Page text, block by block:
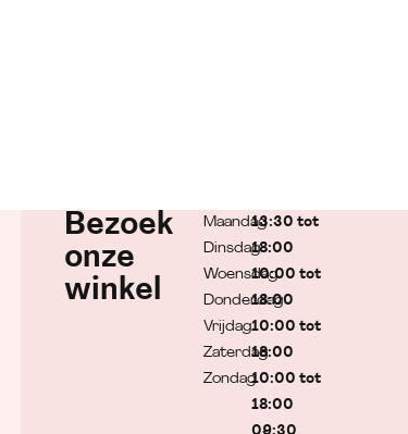
Bezoek
onze
winkel
Maandag
Dinsdag
Woensdag
Donderdag
Vrijdag
Zaterdag
Zondag
13:30 tot
18:00
10:00 tot
18:00
10:00 tot
18:00
10:00 tot
18:00